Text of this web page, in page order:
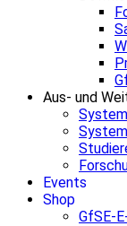
Aus- und
Events
Shop
GfSE-